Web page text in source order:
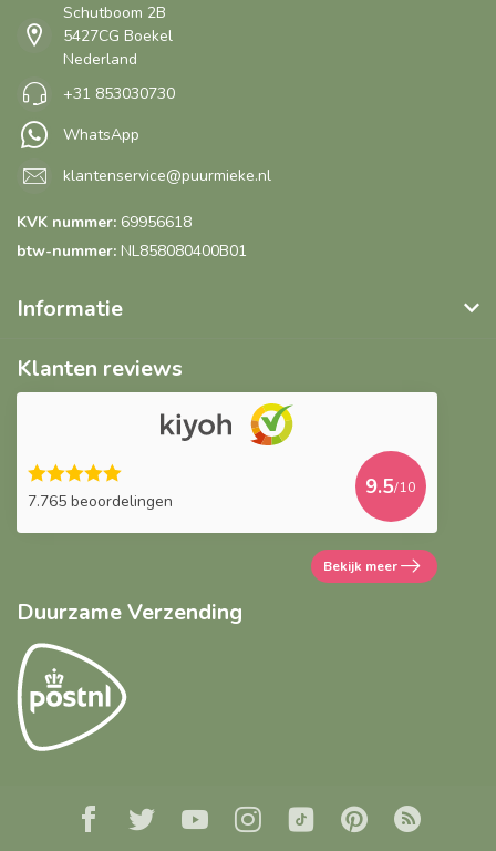
Schutboom 2B
5427CG Boekel
Nederland
+31 853030730
WhatsApp
klantenservice@puurmieke.nl
KVK nummer: 69956618
btw-nummer: NL858080400B01
Informatie
Klanten reviews
7.765 beoordelingen
9.5/10
Bekijk meer
Duurzame Verzending